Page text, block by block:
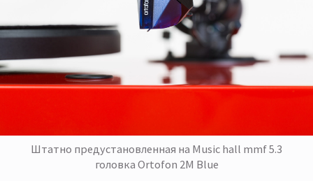
Штатно предустановленная на Music hall mmf 5.3
головка Ortofon 2M Blue